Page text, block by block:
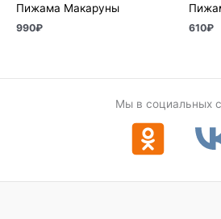
Пижама Макаруны
990₽ 610₽
Мы в социальных